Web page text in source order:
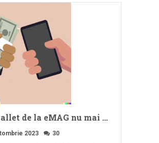
de la eMAG nu mai …
2023 30